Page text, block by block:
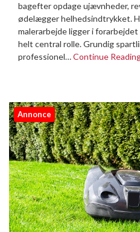
bagefter opdage ujævnheder,
ødelægger helhedsindtrykket.
malerarbejde ligger i
helt central rolle. Grundig
professionel…Continue
Annonce